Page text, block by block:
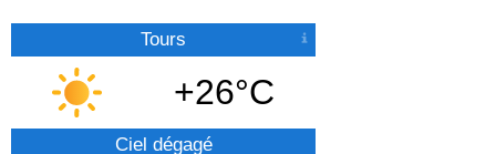
Tours
+26°C
Ciel dégagé